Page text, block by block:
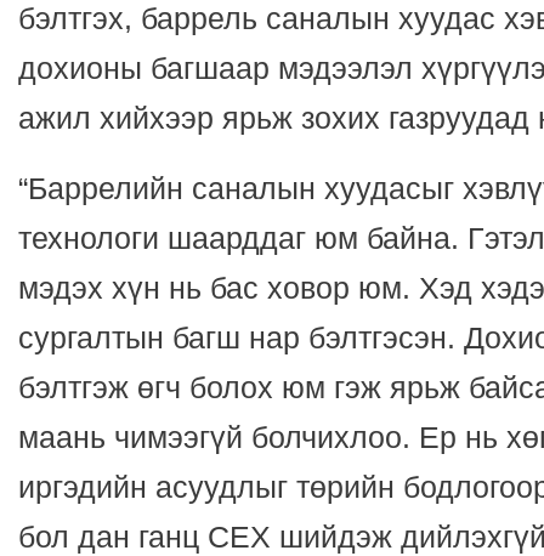
бэлтгэх, баррель саналын хуудас
дохионы багшаар мэдээлэл
ажил хийхээр ярьж зохих газруудад
“Баррелийн саналын хуудасыг
технологи шаарддаг юм байна.
мэдэх хүн нь бас ховор юм. Хэд
сургалтын багш нар бэлтгэсэн.
бэлтгэж өгч болох юм гэж ярьж
маань чимээгүй болчихлоо. Ер нь
иргэдийн асуудлыг төрийн
бол дан ганц СЕХ шийдэж